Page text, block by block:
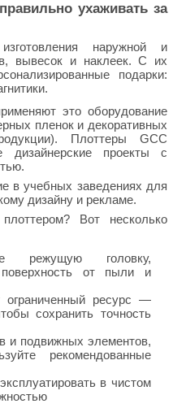
ухаживать за
наружной и
вывесок и наклеек. С их
подарки:
это оборудование
пленок и декоративных
Плоттеры GCC
дизайнерские проекты с
в учебных заведениях для
дизайну и рекламе.
Вот несколько
режущую головку,
от пыли и
ограниченный ресурс —
сохранить точность
и подвижных элементов,
рекомендованные
в чистом